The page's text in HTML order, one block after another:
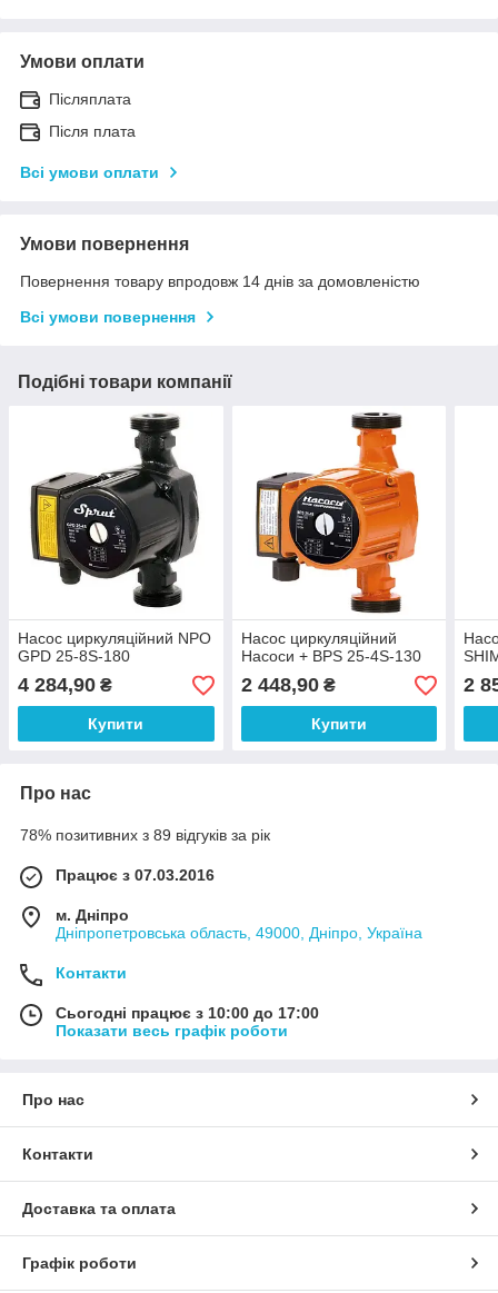
Умови оплати
Післяплата
Після плата
Всі умови оплати
Умови повернення
Повернення товару впродовж 14 днів за домовленістю
Всі умови повернення
Подібні товари компанії
Насос циркуляційний NPO
GPD 25-8S-180
4 284,90 ₴
Купити
Насос циркуляційний
Насоси + BPS 25-4S-130
2 448,90₴
Купити
2
Про нас
78% позитивних з 89 відгуків за рік
Працює з 07.03.2016
м. Дніпро
Дніпропетровська область, 49000, Дніпро, Україна
Контакти
Сьогодні працює з 10:00 до 17:00
Показати весь графік роботи
Про нас
Контакти
Доставка та оплата
Графік роботи